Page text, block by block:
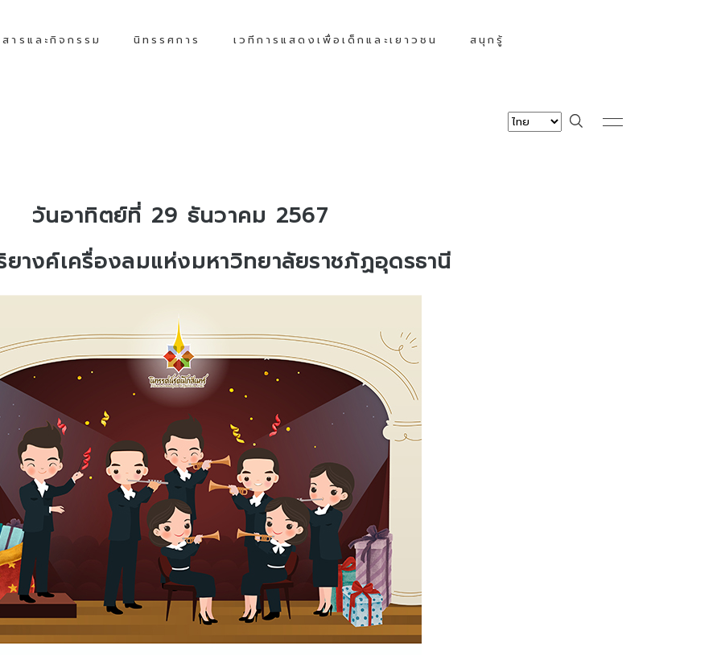
ารและกิจกรรม นิทรรศการ เวทีการแสดงเพื่อเด็กและเยาวชน สนุกรู้
วันอาทิตย์ที่ 29 ธันวาคม 2567
างค์เครื่องลมแห่งมหาวิทยาลัยราชภัฏอุดรธานี